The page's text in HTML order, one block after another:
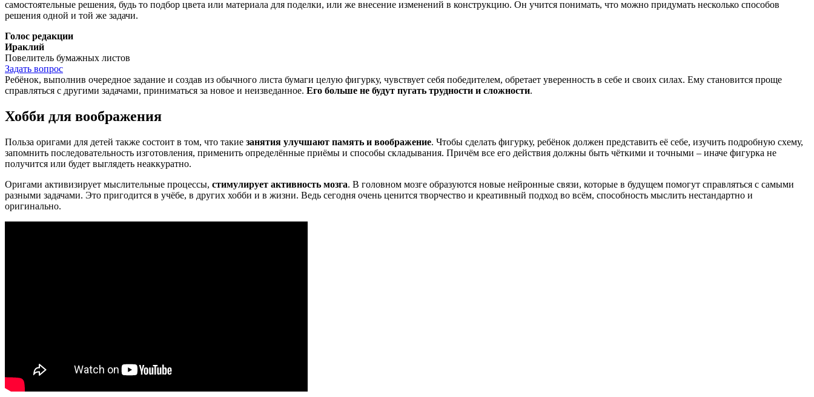
самостоятельные решения, будь то подбор цвета или материала для поделки, или же внесение изменений в конструкцию. Он учится понимать, что можно придумать несколько способов
решения одной и той же задачи.
Голос редакции
Ираклий
Повелитель бумажных листов
Задать вопрос
Ребёнок, выполнив очередное задание и создав из обычного листа бумаги целую фигурку, чувствует себя победителем, обретает уверенность в себе и своих силах. Ему становится проще
справляться с другими задачами, приниматься за новое и неизведанное. Его больше не будут пугать трудности и сложности.
Хобби для воображения
Польза оригами для детей также состоит в том, что такие занятия улучшают память и воображение. Чтобы сделать фигурку, ребёнок должен представить её себе, изучить подробную схему,
запомнить последовательность изготовления, применить определённые приёмы и способы складывания. Причём все его действия должны быть чёткими и точными – иначе фигурка не
получится или будет выглядеть неаккуратно.
Оригами активизирует мыслительные процессы, стимулирует активность мозга. В головном мозге образуются новые нейронные связи, которые в будущем помогут справляться с самыми
разными задачами. Это пригодится в учёбе, в других хобби и в жизни. Ведь сегодня очень ценится творчество и креативный подход во всём, способность мыслить нестандартно и
оригинально.